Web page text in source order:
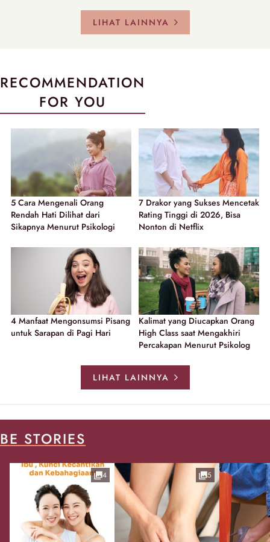
LIHAT LAINNYA
RECOMMENDATION
FOR YOU
5 Cara Mengenali Orang
Rendah Hati Dilihat dari
Sikapnya Menurut Psikologi
7 Drakor yang Sukses Mencetak
Rating Tinggi di 2026, Bisa
Nonton di Netflix
4 Manfaat Mengonsumsi Pisang
untuk Sarapan di Pagi Hari
Kalimat yang Diucapkan Orang
High Class saat Mengakhiri
Percakapan Menurut Psikolog
LIHAT LAINNYA
BE STORIES
4 5